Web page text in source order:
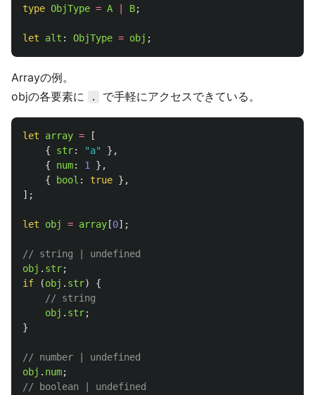
type ObjType = A B;
let alt : ObjType = obj ;
Arrayの例。
objの各要素に
. で手軽にアクセスできている。
let array =
[
{
str: "a"
},
{
num: 1
},
{
bool : true },
];
let obj = array [0];
// string | undefined
obj . str;
if
(obj . str)
{
// string
obj . str;
}
// number | undefined
obj . num;
// boolean | undefined